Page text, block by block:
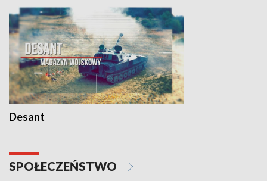
Desant
SPOŁECZEŃSTWO